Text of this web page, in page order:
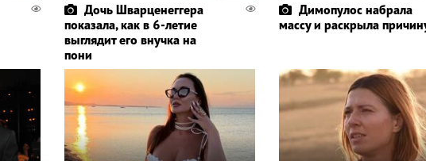
Дочь Шварценеггера
показала, как в 6-летие
выглядит его внучка на
пони
Димопулос набрала
массу и раскрыла